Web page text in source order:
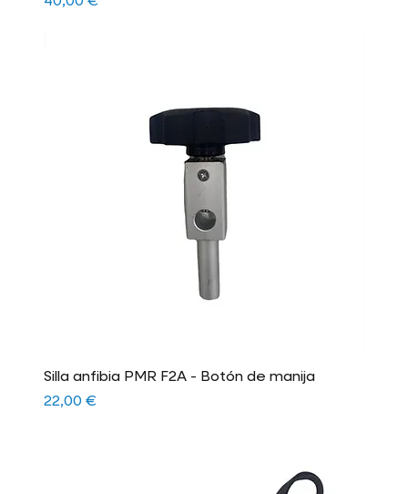
Silla anfibia PMR F2A - Botón de manija
Precio
22,00 €